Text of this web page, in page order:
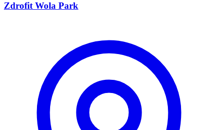
Zdrofit Wola Park